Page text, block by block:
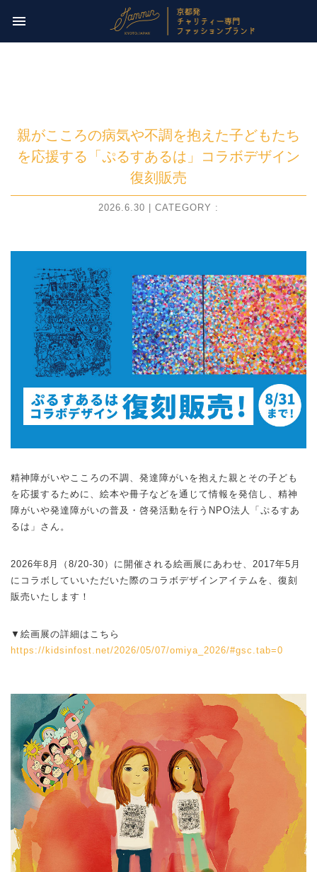
今週のチャリティー先は
【 NPO法人パレスチナ子どものキャンペーン 】
menu
親がこころの病気や不調を抱えた子どもたち
を応援する「ぷるすあるは」コラボデザイン
復刻販売
2026.6.30 | CATEGORY :
精神障がいやこころの不調、発達障がいを抱えた親とその子ども
を応援するために、絵本や冊子などを通じて情報を発信し、精神
障がいや発達障がいの普及・啓発活動を行うNPO法人「ぷるすあ
るは」さん。
2026年8月（8/20-30）に開催される絵画展にあわせ、2017年5月
にコラボしていいただいた際のコラボデザインアイテムを、復刻
販売いたします！
▼絵画展の詳細はこちら
https://kidsinfost.net/2026/05/07/omiya_2026/#gsc.tab=0